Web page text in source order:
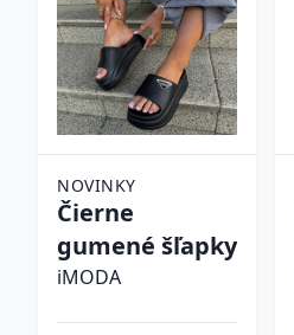
NOVINKY
Čierne
gumené šľapky
iMODA